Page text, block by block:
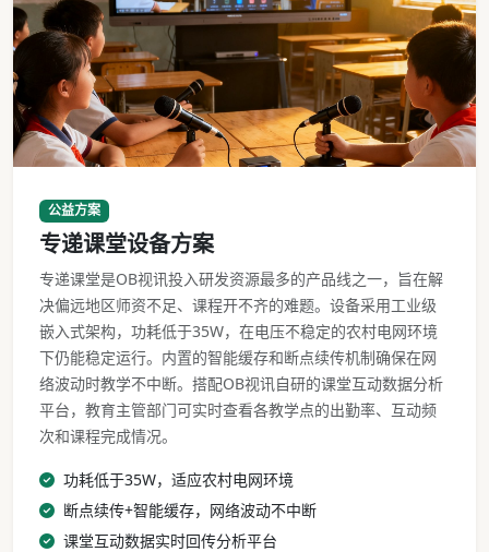
公益方案
专递课堂设备方案
专递课堂是OB视讯投入研发资源最多的产品线之一，旨在解
决偏远地区师资不足、课程开不齐的难题。设备采用工业级
嵌入式架构，功耗低于35W，在电压不稳定的农村电网环境
下仍能稳定运行。内置的智能缓存和断点续传机制确保在网
络波动时教学不中断。搭配OB视讯自研的课堂互动数据分析
平台，教育主管部门可实时查看各教学点的出勤率、互动频
次和课程完成情况。
功耗低于35W，适应农村电网环境
断点续传+智能缓存，网络波动不中断
课堂互动数据实时回传分析平台